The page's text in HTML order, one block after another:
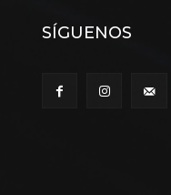
SÍGUENOS